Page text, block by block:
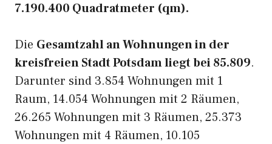
7.190.400 Quadratmeter (qm).
Die Gesamtzahl an Wohnungen in der
kreisfreien Stadt Potsdam liegt bei 85.809.
Darunter sind 3.854 Wohnungen mit 1
Raum, 14.054 Wohnungen mit 2 Räumen,
26.265 Wohnungen mit 3 Räumen, 25.373
Wohnungen mit 4 Räumen, 10.105